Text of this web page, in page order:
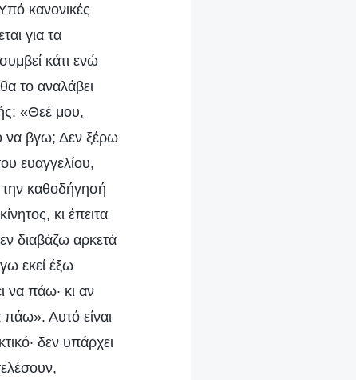
κανονικές
για τα
κάτι ενώ
το αναλάβει
«Θεέ μου,
να βγω; Δεν ξέρω
ευαγγελίου,
την καθοδήγησή
κι έπειτα
διαβάζω αρκετά
εκεί έξω
να πάω· κι αν
πάω». Αυτό είναι
δεν υπάρχει